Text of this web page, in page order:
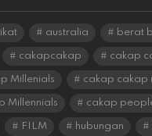
australia berat
cakapcakap cakap
Millenials cakap cakap
Millennials cakap
FILM hubungan